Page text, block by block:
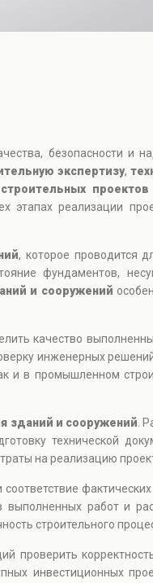
безопасности и
экспертизу,
проектов
этапах реализации
, которое проводится
фундаментов,
и сооружений
качество
инженерных
и в промышленном
зданий и сооружений .
технической
на реализацию
выполненных работ и
строительного
проверить
инвестиционных